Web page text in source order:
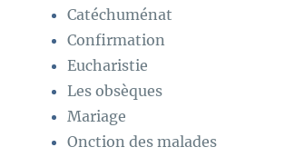
Catéchuménat
Confirmation
Eucharistie
Les obsèques
Mariage
Onction des malades